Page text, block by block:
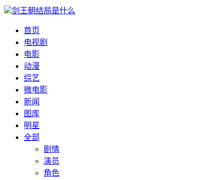
剑王朝结局是什么
首页
电视剧
电影
动漫
综艺
微电影
新闻
图库
明星
全部
剧情
演员
角色